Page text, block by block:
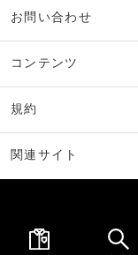
お問い合わせ
コンテンツ
規約
関連サイト